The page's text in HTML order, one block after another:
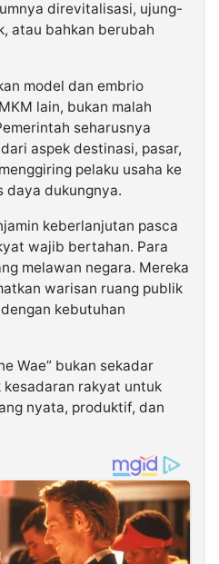
direvitalisasi, ujung-
atau bahkan berubah
model dan embrio
lain, bukan malah
seharusnya
aspek destinasi, pasar,
pelaku usaha ke
daya dukungnya.
keberlanjutan pasca
wajib bertahan. Para
melawan negara. Mereka
warisan ruang publik
kebutuhan
Wae” bukan sekadar
rakyat untuk
nyata, produktif, dan